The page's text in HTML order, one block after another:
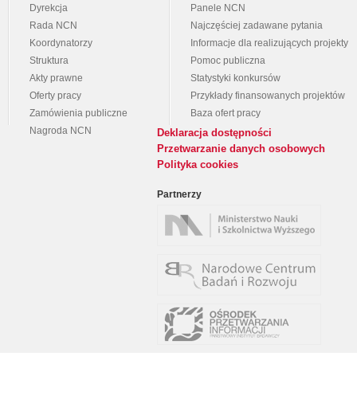
Dyrekcja
Rada NCN
Koordynatorzy
Struktura
Akty prawne
Oferty pracy
Zamówienia publiczne
Nagroda NCN
Panele NCN
Najczęściej zadawane pytania
Informacje dla realizujących projekty
Pomoc publiczna
Statystyki konkursów
Przykłady finansowanych projektów
Baza ofert pracy
Deklaracja dostępności
Przetwarzanie danych osobowych
Polityka cookies
Partnerzy